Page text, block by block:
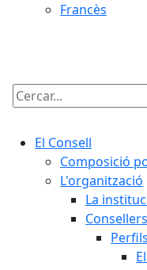
Francès
Cercar:
El Consell
Composició
L'organització
La